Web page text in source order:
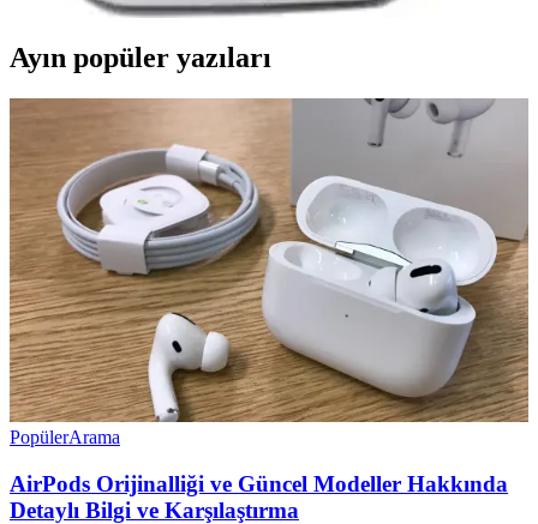
Ayın popüler yazıları
PopülerArama
AirPods Orijinalliği ve Güncel Modeller Hakkında
Detaylı Bilgi ve Karşılaştırma